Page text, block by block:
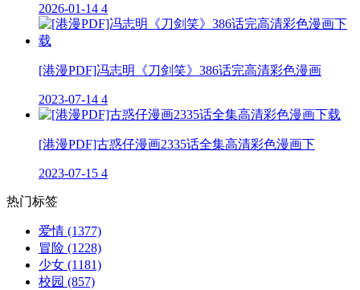
2026-01-14 4
[港漫PDF]冯志明《刀剑笑》386话完高清彩色漫画
2023-07-14 4
[港漫PDF]古惑仔漫画2335话全集高清彩色漫画下
2023-07-15 4
热门标签
爱情 (1377)
冒险 (1228)
少女 (1181)
校园 (857)